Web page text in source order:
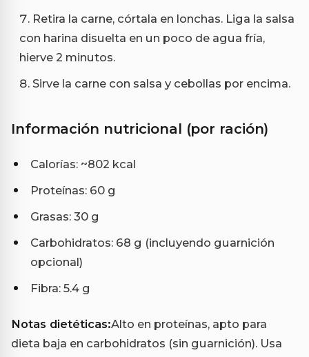
Retira la carne, córtala en lonchas. Liga la salsa
con harina disuelta en un poco de agua fría,
hierve 2 minutos.
Sirve la carne con salsa y cebollas por encima.
Información nutricional (por ración)
Calorías: ~802 kcal
Proteínas: 60 g
Grasas: 30 g
Carbohidratos: 68 g (incluyendo guarnición
opcional)
Fibra: 5.4 g
Notas dietéticas:Alto en proteínas, apto para
dieta baja en carbohidratos (sin guarnición). Usa